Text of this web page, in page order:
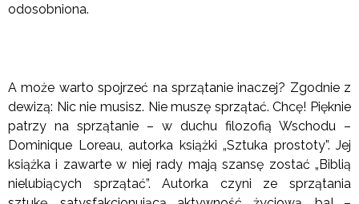
odosobniona.
A może warto spojrzeć na sprzątanie inaczej? Zgodnie z
dewizą: Nic nie musisz. Nie muszę sprzątać. Chcę! Pięknie
patrzy na sprzątanie – w duchu filozofią Wschodu –
Dominique Loreau, autorka książki „Sztuka prostoty”. Jej
książka i zawarte w niej rady mają szansę zostać „Biblią
nielubiących sprzątać”. Autorka czyni ze sprzątania